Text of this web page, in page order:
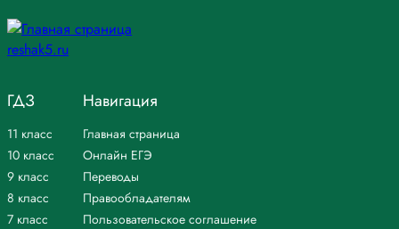
ГДЗ
11 класс
10 класс
9 класс
8 класс
7 класс
Навигация
Главная страница
Онлайн ЕГЭ
Переводы
Правообладателям
Пользовательское соглашение